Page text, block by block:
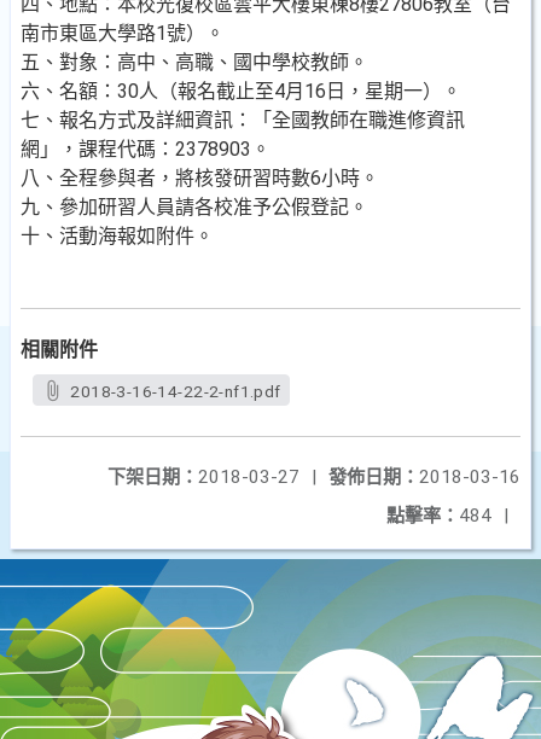
南市東區大學路1號）。
五、對象：高中、高職、國中學校教師。
六、名額：30人（報名截止至4月16日，星期一）。
七、報名方式及詳細資訊：「全國教師在職進修資訊
網」，課程代碼：2378903。
八、全程參與者，將核發研習時數6小時。
九、參加研習人員請各校准予公假登記。
十、活動海報如附件。
相關附件
2018-3-16-14-22-2-nf1.pdf
發佈日期： 2018-03-16
下架日期： 2018-03-27
|
點擊率： 484 |